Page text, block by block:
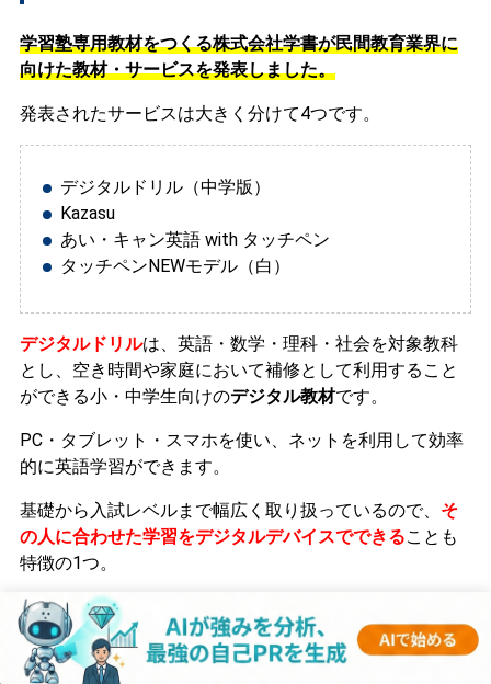
学習塾専用教材をつくる株式会社学書が民間教育業界に
向けた教材・サービスを発表しました。
発表されたサービスは大きく分けて4つです。
デジタルドリル（中学版）
Kazasu
あい・キャン英語 with タッチペン
タッチペンNEWモデル（白）
デジタルドリルは、英語・数学・理科・社会を対象教科
とし、空き時間や家庭において補修として利用すること
ができる小・中学生向けのデジタル教材です。
PC・タブレット・スマホを使い、ネットを利用して効率
的に英語学習ができます。
基礎から入試レベルまで幅広く取り扱っているので、 そ
の人に合わせた学習をデジタルデバイスでできることも
特徴の1つ。
また、「Kazasu」は生徒の入退室を管理するシステムで
す。